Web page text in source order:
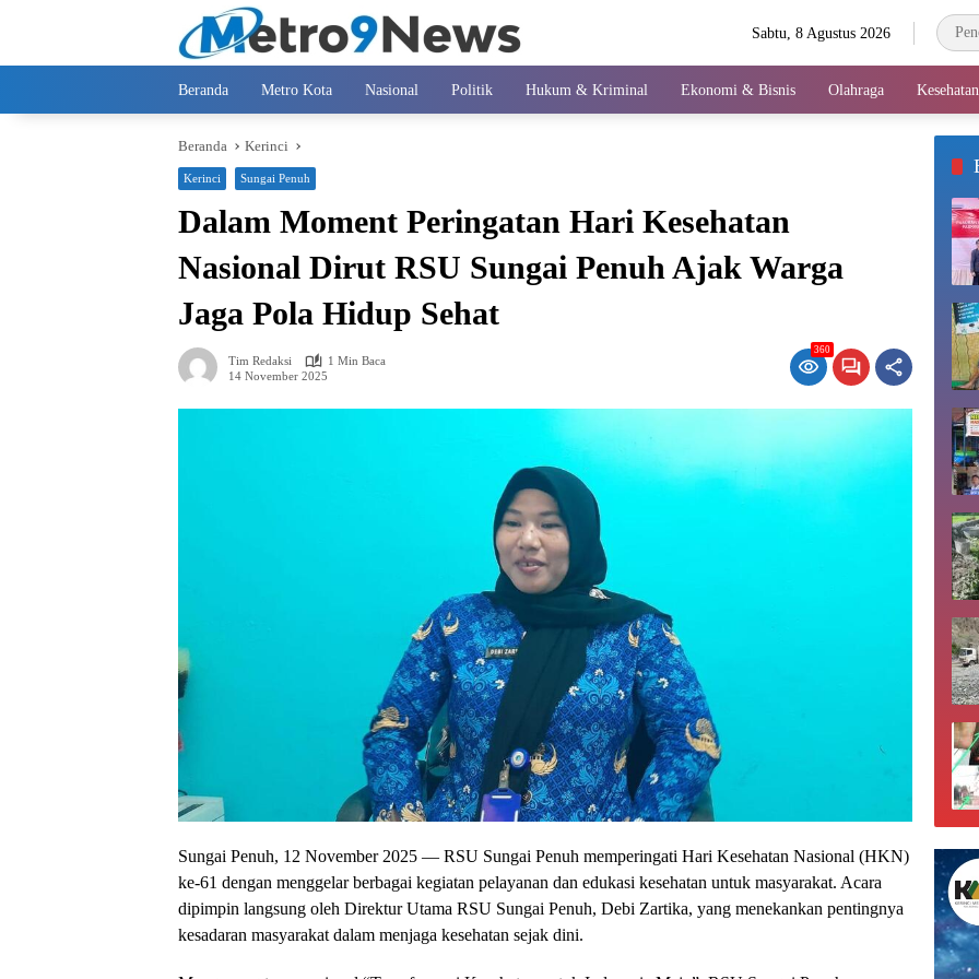
Sabtu, 8 Agustus 2026
Beranda Metro Kota Nasional Politik Hukum & Kriminal Ekonomi & Bisnis Olahraga Kesehatan
Beranda Kerinci
Kerinci Sungai Penuh
Dalam Moment Peringatan Hari Kesehatan
Nasional Dirut RSU Sungai Penuh Ajak Warga
Jaga Pola Hidup Sehat
Tim Redaksi
1 Min Baca
14 November 2025
360
Sungai Penuh, 12 November 2025 — RSU Sungai Penuh memperingati Hari Kesehatan Nasional (HKN)
ke-61 dengan menggelar berbagai kegiatan pelayanan dan edukasi kesehatan untuk masyarakat. Acara
dipimpin langsung oleh Direktur Utama RSU Sungai Penuh, Debi Zartika, yang menekankan pentingnya
kesadaran masyarakat dalam menjaga kesehatan sejak dini.